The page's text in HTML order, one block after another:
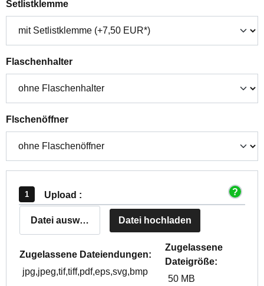
Setlistklemmeauswählen
Flaschenhalterauswählen
Flschenöffnerauswählen
Upload :
Datei auswählen Datei hochladen
Zugelassene Dateiendungen:
jpg,jpeg,tif,tiff,pdf,eps,svg,bmp
Zugelassene
Dateigröße:
50 MB